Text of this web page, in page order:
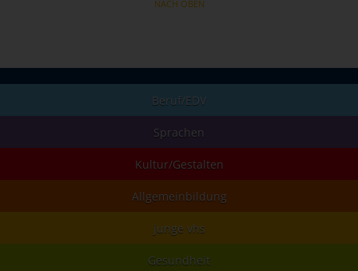
NACH OBEN
Beruf/EDV
Sprachen
Kultur/Gestalten
Allgemeinbildung
junge vhs
Gesundheit